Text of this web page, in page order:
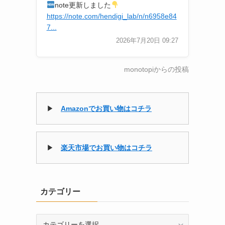
note更新しました
https://note.com/hendigi_lab/n/n6958e84
7...
2026年7月20日 09:27
monotopiからの投稿
▶ Amazonでお買い物はコチラ
▶ 楽天市場でお買い物はコチラ
カテゴリー